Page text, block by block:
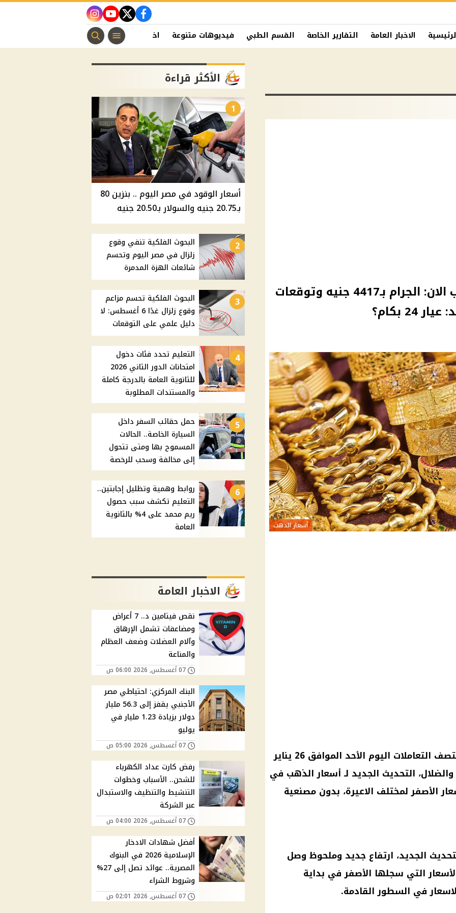
facebook
twitter
youtube
instagram
الاخبار العامة التقارير الخاصة القسم الطبي فيديوهات متنوعة اخبار الفن منوعات مسيحية
ارتفاع كبير بـ أسعار الذهب الان: الجرام بـ4417 جنيه وتوقعات
بكام؟
أسعار الذهب
أسعار الذهب.. أسعار الذهب بمنتصف التعاملات اليوم الأحد الموافق 26 يناير
التحديث الجديد لـ أسعار الذهب في
الأصفر لمختلف الاعيرة، بدون مصنعية
الجديد، ارتفاع جديد وملحوظ وصل
التي سجلها الأصفر في بداية
في السطور القادمة.
الأكثر قراءة
1
أسعار الوقود في مصر اليوم .. بنزين 80
بـ20.75 جنيه والسولار بـ20.50 جنيه
2
البحوث الفلكية تنفي وقوع
زلزال في مصر اليوم وتحسم
شائعات الهزة المدمرة
3
البحوث الفلكية تحسم مزاعم
وقوع زلزال غدًا 6 أغسطس: لا
دليل علمي على التوقعات
4
التعليم تحدد فئات دخول
امتحانات الدور الثاني 2026
للثانوية العامة بالدرجة كاملة
والمستندات المطلوبة
5
حمل حقائب السفر داخل
السيارة الخاصة.. الحالات
المسموح بها ومتى تتحول
إلى مخالفة وسحب للرخصة
6
روابط وهمية وتظليل إجابتين..
التعليم تكشف سبب حصول
ريم محمد على 4% بالثانوية
العامة
الاخبار العامة
نقص فيتامين د.. 7 أعراض
ومضاعفات تشمل الإرهاق
وآلام العضلات وضعف العظام
والمناعة
07 أغسطس, 2026 06:00 ص
البنك المركزي: احتياطي مصر
الأجنبي يقفز إلى 56.3 مليار
دولار بزيادة 1.23 مليار في
يوليو
07 أغسطس, 2026 05:00 ص
رفض كارت عداد الكهرباء
للشحن.. الأسباب وخطوات
التنشيط والتنظيف والاستبدال
عبر الشركة
07 أغسطس, 2026 04:00 ص
أفضل شهادات الادخار
الإسلامية 2026 في البنوك
المصرية.. عوائد تصل إلى 27%
وشروط الشراء
07 أغسطس, 2026 02:01 ص